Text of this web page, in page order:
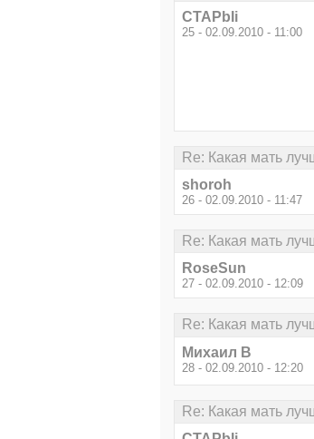
CTAPbIi
25 - 02.09.2010 - 11:00
Re: Какая мать
shoroh
26 - 02.09.2010 - 11:47
Re: Какая мать
RoseSun
27 - 02.09.2010 - 12:09
Re: Какая мать
Михаил В
28 - 02.09.2010 - 12:20
Re: Какая мать